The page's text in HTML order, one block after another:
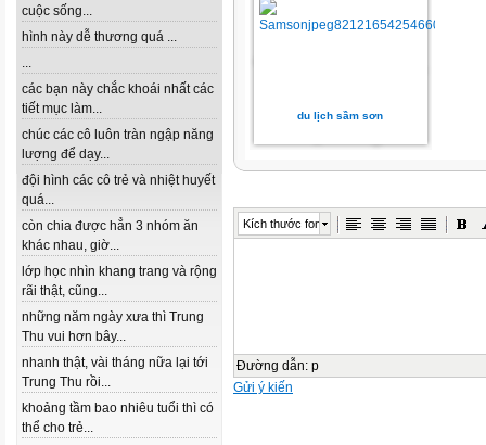
cuộc sống...
hình này dễ thương quá ...
...
các bạn này chắc khoái nhất các
tiết mục làm...
chúc các cô luôn tràn ngập năng
lượng để dạy...
đội hình các cô trẻ và nhiệt huyết
quá...
còn chia được hẳn 3 nhóm ăn
khác nhau, giờ...
lớp học nhìn khang trang và rộng
rãi thật, cũng...
những năm ngày xưa thì Trung
Thu vui hơn bây...
nhanh thật, vài tháng nữa lại tới
Trung Thu rồi...
khoảng tầm bao nhiêu tuổi thì có
thể cho trẻ...
du lịch sầm sơn
Kích thước font
Đường dẫn: p
Gửi ý kiến